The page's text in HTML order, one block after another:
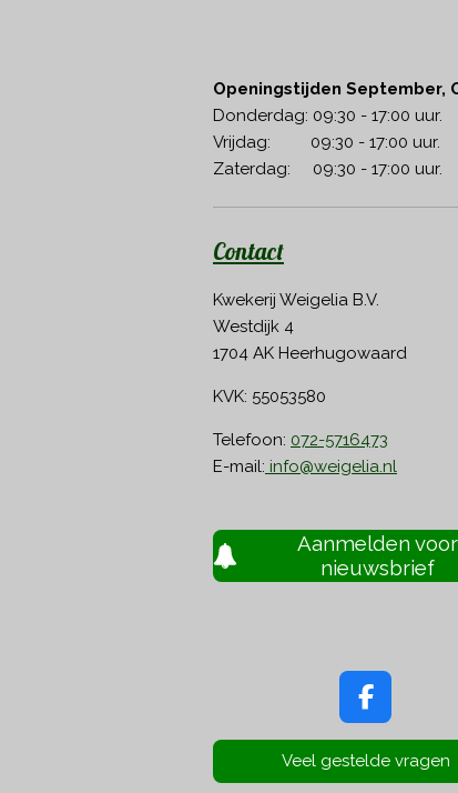
Openingstijden September,
Donderdag: 09:30 - 17:00 uur.
Vrijdag: 09:30 - 17:00 uur.
Zaterdag: 09:30 - 17:00 uur.
Contact
Kwekerij Weigelia B.V.
Westdijk 4
1704 AK Heerhugowaard
KVK: 55053580
Telefoon: 072-5716473
E-mail: info@weigelia.nl
Aanmelden voor
nieuwsbrief
F
a
c
e
Veel gestelde vragen